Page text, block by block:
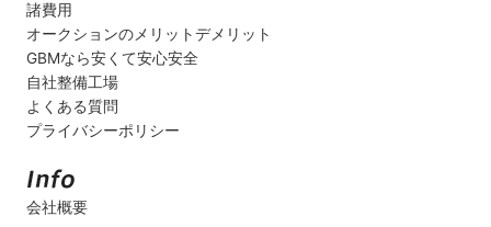
諸費用
オークションのメリットデメリット
GBMなら安くて安心安全
自社整備工場
よくある質問
プライバシーポリシー
会社概要